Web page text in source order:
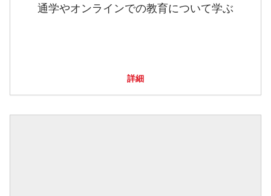
通学やオンラインでの教育について学ぶ
詳細